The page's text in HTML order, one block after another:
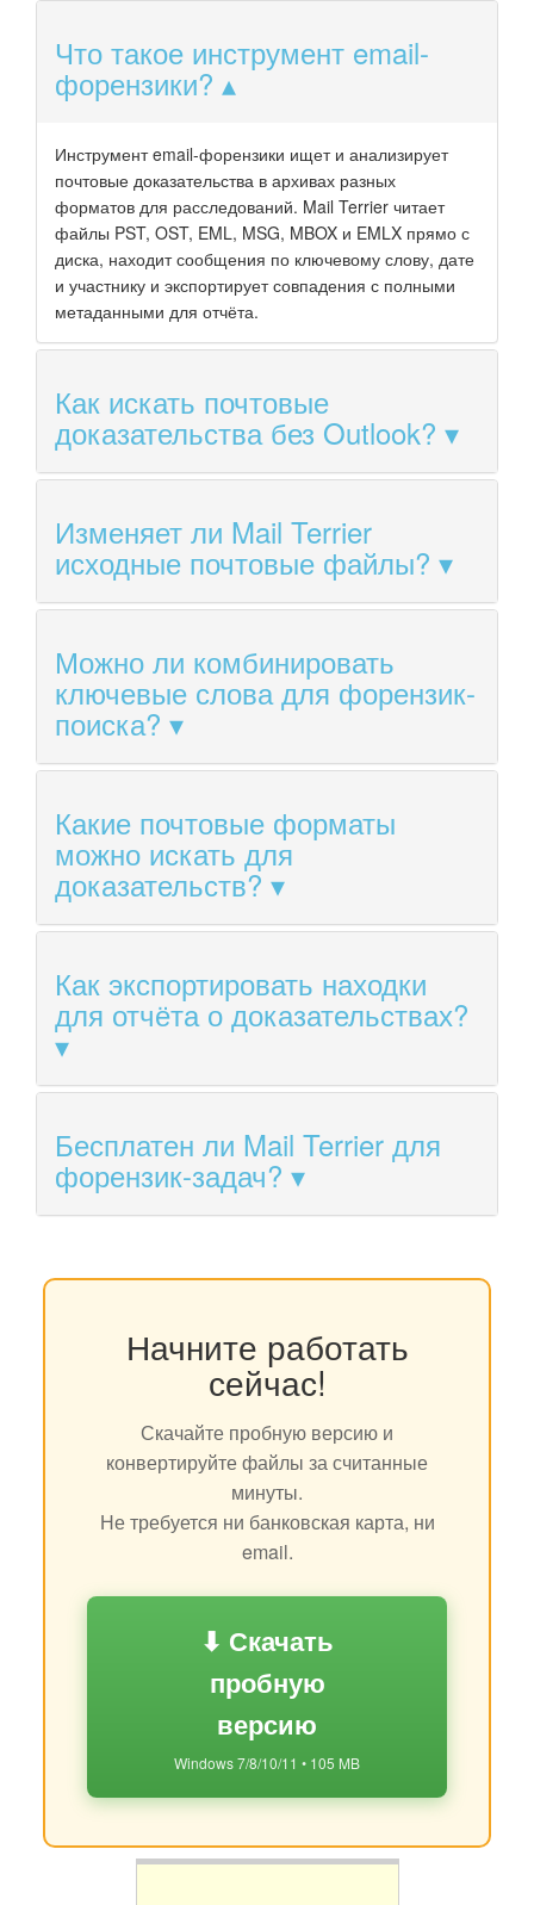
Что такое инструмент email-
форензики?
Инструмент email-форензики ищет и анализирует
почтовые доказательства в архивах разных
форматов для расследований. Mail Terrier читает
файлы PST, OST, EML, MSG, MBOX и EMLX прямо с
диска, находит сообщения по ключевому слову, дате
и участнику и экспортирует совпадения с полными
метаданными для отчёта.
Как искать почтовые
доказательства без Outlook?
Изменяет ли Mail Terrier
исходные почтовые файлы?
Можно ли комбинировать
ключевые слова для форензик-
поиска?
Какие почтовые форматы
можно искать для
доказательств?
Как экспортировать находки
для отчёта о доказательствах?
Бесплатен ли Mail Terrier для
форензик-задач?
Начните работать
сейчас!
Скачайте пробную версию и
конвертируйте файлы за считанные
минуты.
Не требуется ни банковская карта, ни
email.
⬇ Скачать
пробную
версию
Windows 7/8/10/11 • 105 MB